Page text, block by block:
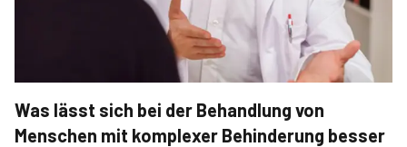
Was lässt sich bei der Behandlung von
Menschen mit komplexer Behinderung besser